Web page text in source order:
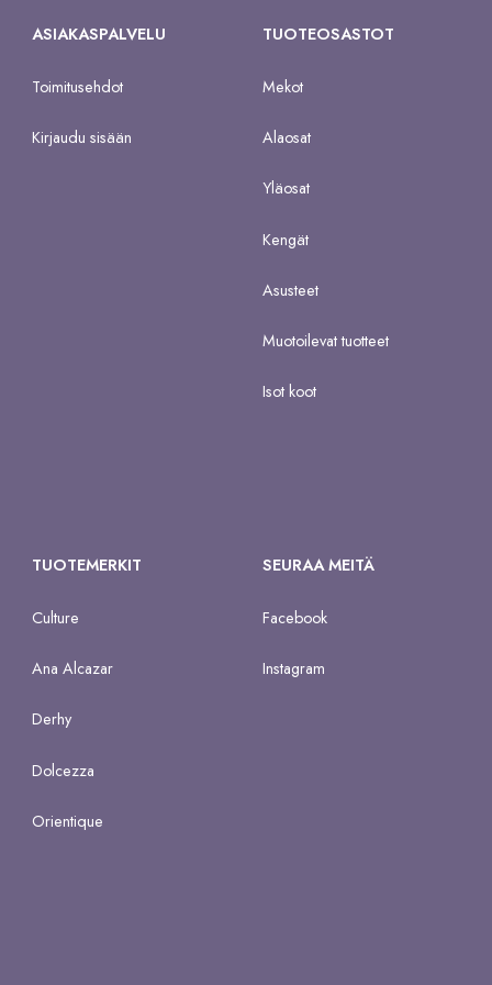
ASIAKASPALVELU
Toimitusehdot
Kirjaudu sisään
TUOTEOSASTOT
Mekot
Alaosat
Yläosat
Kengät
Asusteet
Muotoilevat tuotteet
Isot koot
TUOTEMERKIT
Culture
Ana Alcazar
Derhy
Dolcezza
Orientique
SEURAA MEITÄ
Facebook
Instagram